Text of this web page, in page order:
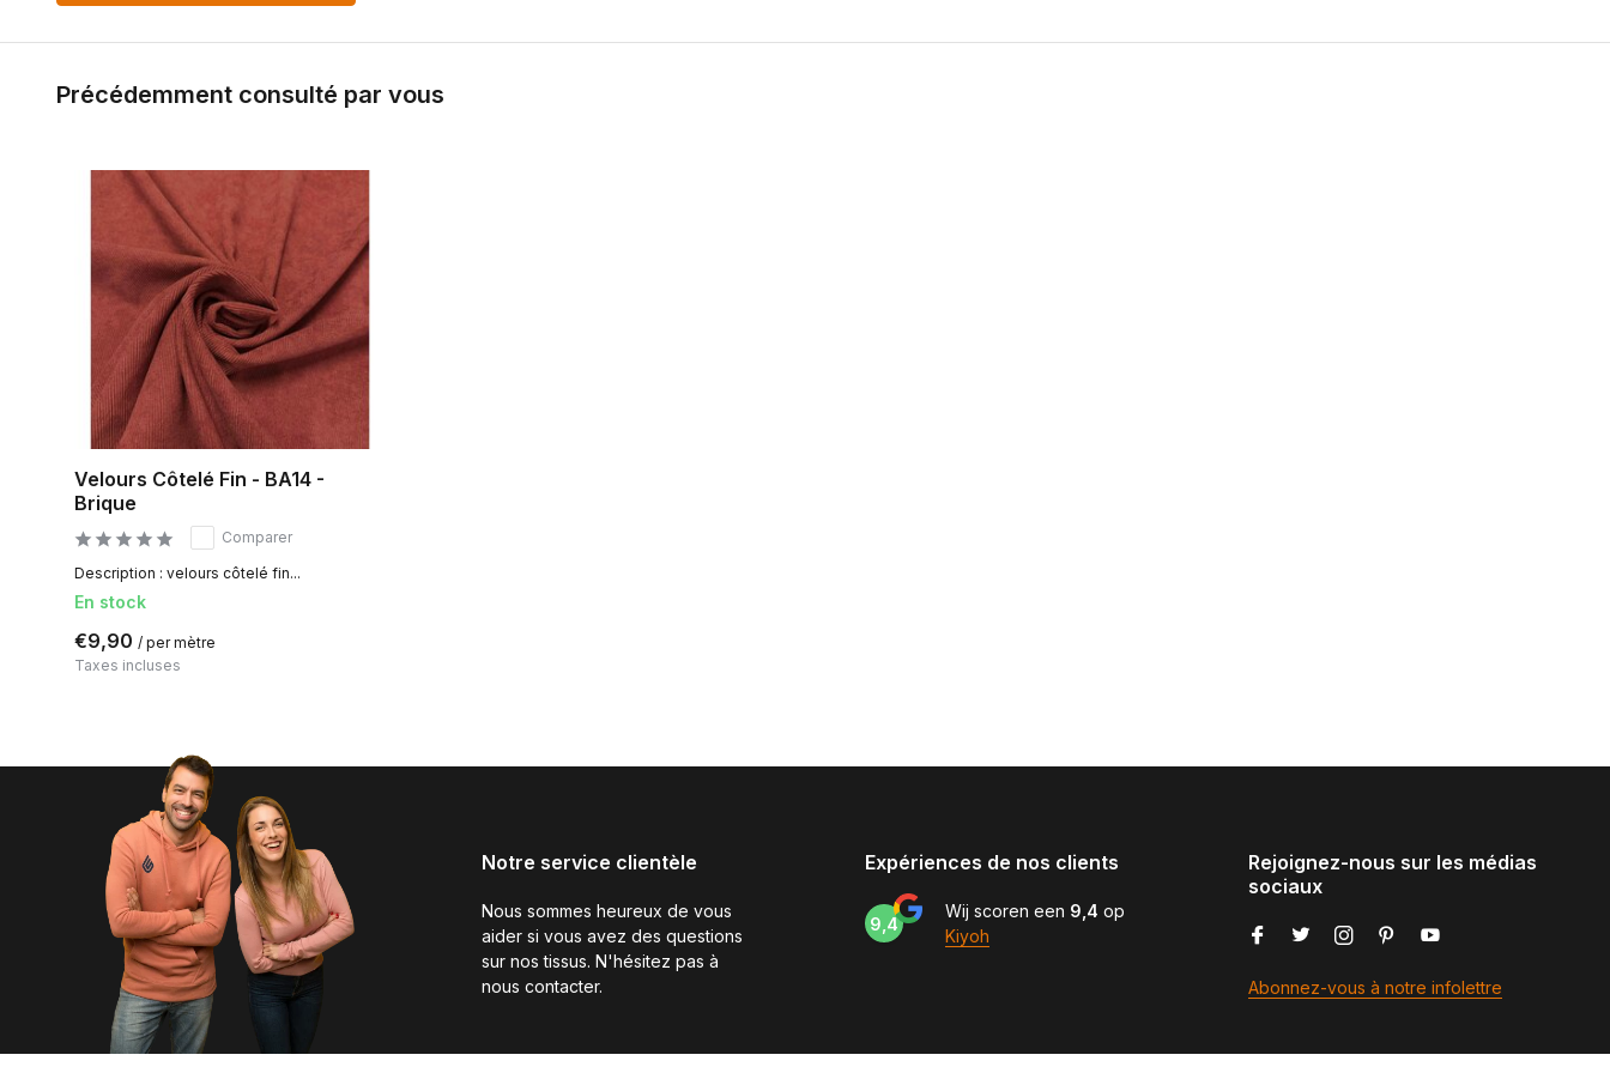
Précédemment consulté par vous
Velours Côtelé Fin - BA14 -
Brique
Comparer
Description : velours côtelé fin...
En stock
€9,90 / per mètre
Taxes incluses
Notre service clientèle
Nous sommes heureux de vous
aider si vous avez des questions
sur nos tissus. N'hésitez pas à
nous contacter.
Expériences de nos clients
9,4
Wij scoren een 9,4 op
Kiyoh
Rejoignez-nous sur les médias
sociaux
Abonnez-vous à notre infolettre